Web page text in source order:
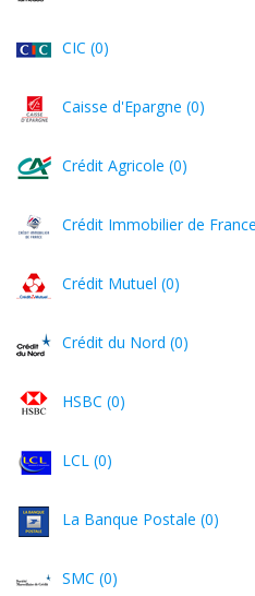
CIC (0)
Caisse d'Epargne (0)
Crédit Agricole (0)
Crédit Immobilier de
Crédit Mutuel (0)
Crédit du Nord (0)
HSBC (0)
LCL (0)
La Banque Postale (0)
SMC (0)